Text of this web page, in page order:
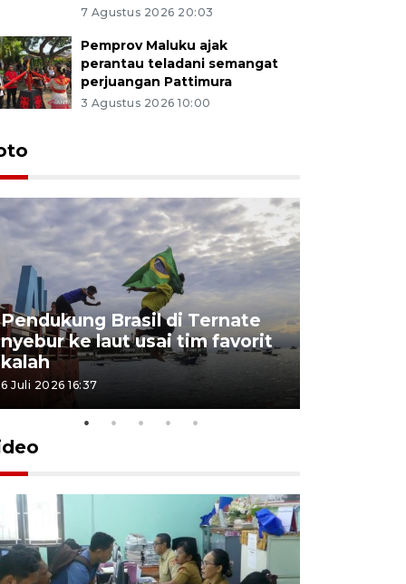
7 Agustus 2026 20:03
Pemprov Maluku ajak
perantau teladani semangat
perjuangan Pattimura
3 Agustus 2026 10:00
Pendukung Brasil di Ternate
nyebur ke laut usai tim favorit
kalah
6 Juli 2026 16:37